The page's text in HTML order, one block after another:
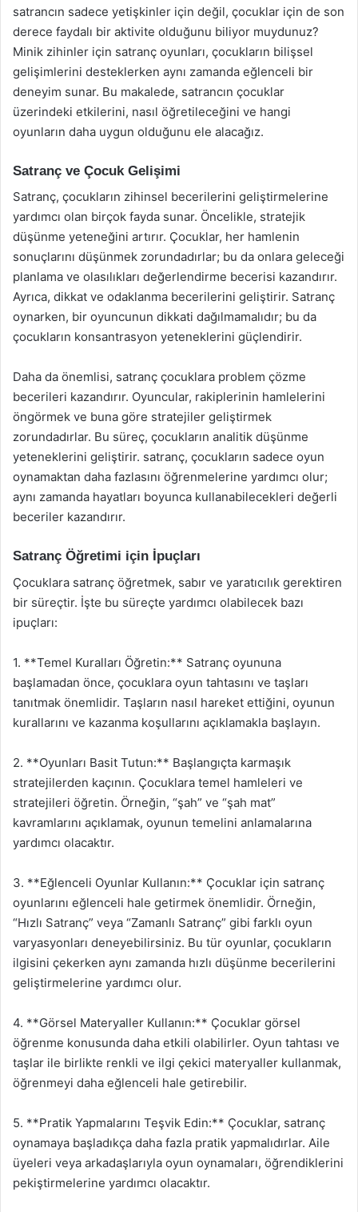
satrancın sadece yetişkinler için değil, çocuklar için de son
derece faydalı bir aktivite olduğunu biliyor muydunuz?
Minik zihinler için satranç oyunları, çocukların bilişsel
gelişimlerini desteklerken aynı zamanda eğlenceli bir
deneyim sunar. Bu makalede, satrancın çocuklar
üzerindeki etkilerini, nasıl öğretileceğini ve hangi
oyunların daha uygun olduğunu ele alacağız.
Satranç ve Çocuk Gelişimi
Satranç, çocukların zihinsel becerilerini geliştirmelerine
yardımcı olan birçok fayda sunar. Öncelikle, stratejik
düşünme yeteneğini artırır. Çocuklar, her hamlenin
sonuçlarını düşünmek zorundadırlar; bu da onlara geleceği
planlama ve olasılıkları değerlendirme becerisi kazandırır.
Ayrıca, dikkat ve odaklanma becerilerini geliştirir. Satranç
oynarken, bir oyuncunun dikkati dağılmamalıdır; bu da
çocukların konsantrasyon yeteneklerini güçlendirir.
Daha da önemlisi, satranç çocuklara problem çözme
becerileri kazandırır. Oyuncular, rakiplerinin hamlelerini
öngörmek ve buna göre stratejiler geliştirmek
zorundadırlar. Bu süreç, çocukların analitik düşünme
yeteneklerini geliştirir. satranç, çocukların sadece oyun
oynamaktan daha fazlasını öğrenmelerine yardımcı olur;
aynı zamanda hayatları boyunca kullanabilecekleri değerli
beceriler kazandırır.
Satranç Öğretimi için İpuçları
Çocuklara satranç öğretmek, sabır ve yaratıcılık gerektiren
bir süreçtir. İşte bu süreçte yardımcı olabilecek bazı
ipuçları:
1. **Temel Kuralları Öğretin:** Satranç oyununa
başlamadan önce, çocuklara oyun tahtasını ve taşları
tanıtmak önemlidir. Taşların nasıl hareket ettiğini, oyunun
kurallarını ve kazanma koşullarını açıklamakla başlayın.
2. **Oyunları Basit Tutun:** Başlangıçta karmaşık
stratejilerden kaçının. Çocuklara temel hamleleri ve
stratejileri öğretin. Örneğin, “şah” ve “şah mat”
kavramlarını açıklamak, oyunun temelini anlamalarına
yardımcı olacaktır.
3. **Eğlenceli Oyunlar Kullanın:** Çocuklar için satranç
oyunlarını eğlenceli hale getirmek önemlidir. Örneğin,
“Hızlı Satranç” veya “Zamanlı Satranç” gibi farklı oyun
varyasyonları deneyebilirsiniz. Bu tür oyunlar, çocukların
ilgisini çekerken aynı zamanda hızlı düşünme becerilerini
geliştirmelerine yardımcı olur.
4. **Görsel Materyaller Kullanın:** Çocuklar görsel
öğrenme konusunda daha etkili olabilirler. Oyun tahtası ve
taşlar ile birlikte renkli ve ilgi çekici materyaller kullanmak,
öğrenmeyi daha eğlenceli hale getirebilir.
5. **Pratik Yapmalarını Teşvik Edin:** Çocuklar, satranç
oynamaya başladıkça daha fazla pratik yapmalıdırlar. Aile
üyeleri veya arkadaşlarıyla oyun oynamaları, öğrendiklerini
pekiştirmelerine yardımcı olacaktır.